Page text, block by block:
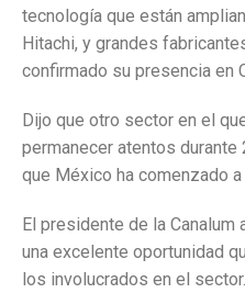
tecnología que están
Hitachi, y grandes
confirmado su presencia en
Dijo que otro sector en el
permanecer atentos
que México ha comenzado
El presidente de la Canalum
una excelente oportunidad
los involucrados en el